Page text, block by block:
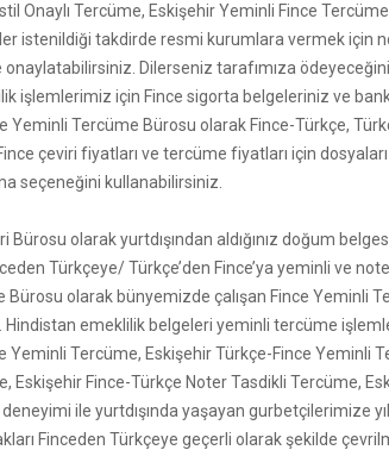
Onaylı Tercüme, Eskişehir Yeminli Fince
istenildiği takdirde resmi kurumlara vermek için
Dilerseniz tarafımıza
işlemlerimiz için Fince sigorta belgeleriniz ve
Tercüme Bürosu olarak Fince-Türkçe,
çeviri fiyatları ve tercüme fiyatları için
seçeneğini kullanabilirsiniz.
olarak yurtdışından aldığınız doğum
Türkçeye/ Türkçe’den Fince’ya yeminli ve
olarak bünyemizde çalışan Fince Yeminli
emeklilik belgeleri yeminli tercüme
Tercüme, Eskişehir Türkçe-Fince Yeminli
Eskişehir Fince-Türkçe Noter Tasdikli Tercüme,
ile yurtdışında yaşayan gurbetçilerimize
Finceden Türkçeye geçerli olarak şekilde